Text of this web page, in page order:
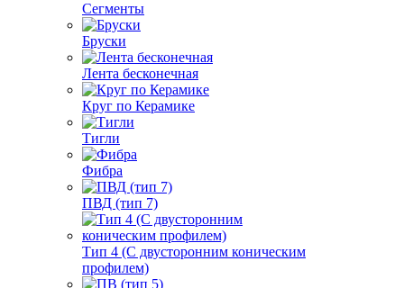
Сегменты
Бруски
Лента бесконечная
Круг по Керамике
Тигли
Фибра
ПВД (тип 7)
Тип 4 (С двусторонним коническим
профилем)